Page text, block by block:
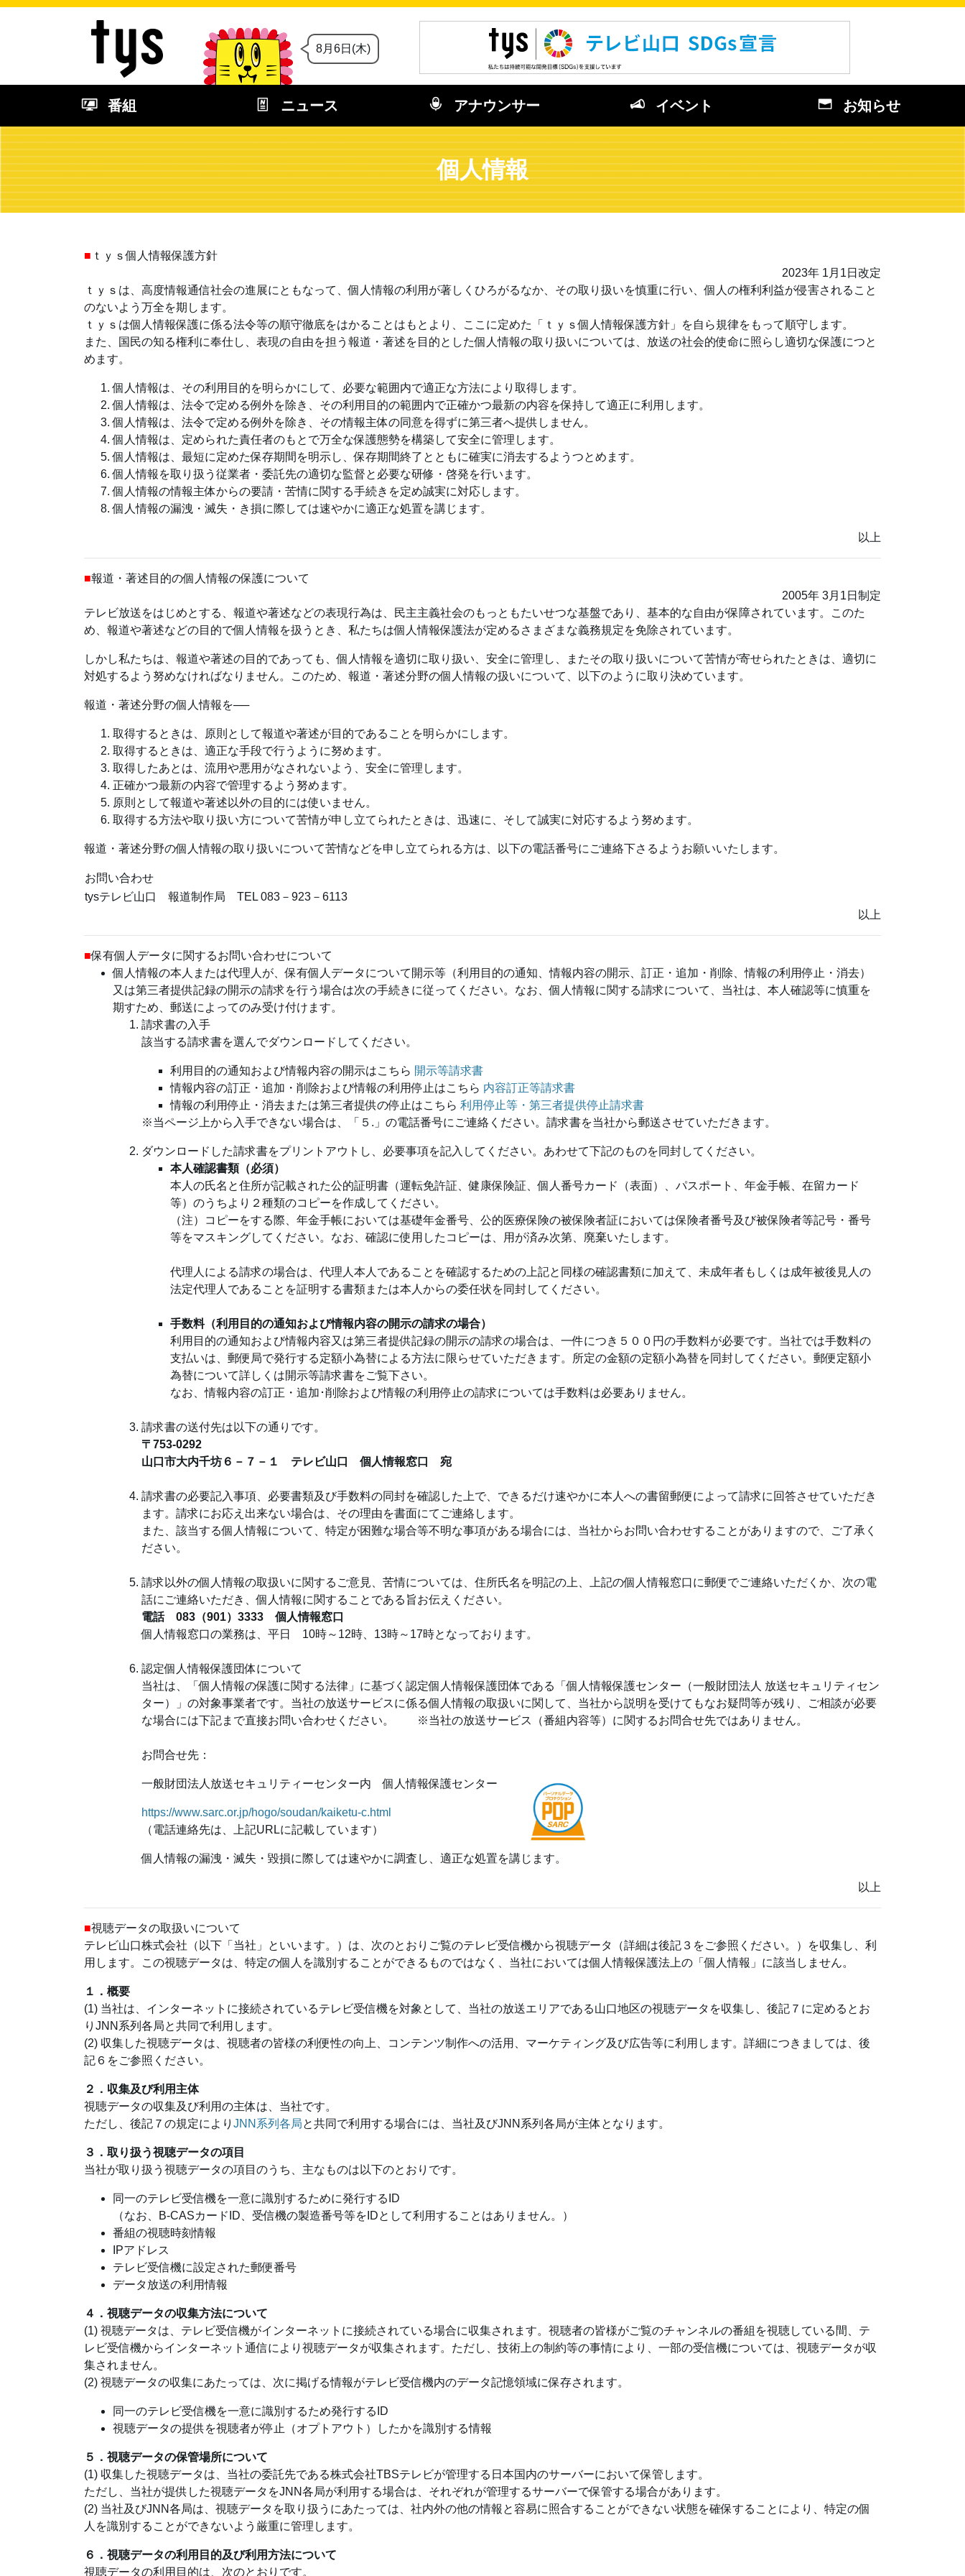
8月6日(木)
番組 ニュース アナウンサー イベント お知らせ
個人情報
■ ｔｙｓ個人情報保護方針
2023年 1月1日改定
ｔｙｓは、高度情報通信社会の進展にともなって、個人情報の利用が著しくひろがるなか、その取り扱いを慎重に行い、個人の権利利益が侵害されること
のないよう万全を期します。
ｔｙｓは個人情報保護に係る法令等の順守徹底をはかることはもとより、ここに定めた「ｔｙｓ個人情報保護方針」を自ら規律をもって順守します。
また、国民の知る権利に奉仕し、表現の自由を担う報道・著述を目的とした個人情報の取り扱いについては、放送の社会的使命に照らし適切な保護につと
めます。
個人情報は、その利用目的を明らかにして、必要な範囲内で適正な方法により取得します。
個人情報は、法令で定める例外を除き、その利用目的の範囲内で正確かつ最新の内容を保持して適正に利用します。
個人情報は、法令で定める例外を除き、その情報主体の同意を得ずに第三者へ提供しません。
個人情報は、定められた責任者のもとで万全な保護態勢を構築して安全に管理します。
個人情報は、最短に定めた保存期間を明示し、保存期間終了とともに確実に消去するようつとめます。
個人情報を取り扱う従業者・委託先の適切な監督と必要な研修・啓発を行います。
個人情報の情報主体からの要請・苦情に関する手続きを定め誠実に対応します。
個人情報の漏洩・滅失・き損に際しては速やかに適正な処置を講じます。
以上
■報道・著述目的の個人情報の保護について
2005年 3月1日制定
テレビ放送をはじめとする、報道や著述などの表現行為は、民主主義社会のもっともたいせつな基盤であり、基本的な自由が保障されています。このた
め、報道や著述などの目的で個人情報を扱うとき、私たちは個人情報保護法が定めるさまざまな義務規定を免除されています。
しかし私たちは、報道や著述の目的であっても、個人情報を適切に取り扱い、安全に管理し、またその取り扱いについて苦情が寄せられたときは、適切に
対処するよう努めなければなりません。このため、報道・著述分野の個人情報の扱いについて、以下のように取り決めています。
報道・著述分野の個人情報を──
取得するときは、原則として報道や著述が目的であることを明らかにします。
取得するときは、適正な手段で行うように努めます。
取得したあとは、流用や悪用がなされないよう、安全に管理します。
正確かつ最新の内容で管理するよう努めます。
原則として報道や著述以外の目的には使いません。
取得する方法や取り扱い方について苦情が申し立てられたときは、迅速に、そして誠実に対応するよう努めます。
報道・著述分野の個人情報の取り扱いについて苦情などを申し立てられる方は、以下の電話番号にご連絡下さるようお願いいたします。
お問い合わせ
tysテレビ山口 報道制作局 TEL 083－923－6113
以上
■保有個人データに関するお問い合わせについて
個人情報の本人または代理人が、保有個人データについて開示等（利用目的の通知、情報内容の開示、訂正・追加・削除、情報の利用停止・消去）
又は第三者提供記録の開示の請求を行う場合は次の手続きに従ってください。なお、個人情報に関する請求について、当社は、本人確認等に慎重を
期すため、郵送によってのみ受け付けます。
請求書の入手
該当する請求書を選んでダウンロードしてください。
利用目的の通知および情報内容の開示はこちら 開示等請求書
情報内容の訂正・追加・削除および情報の利用停止はこちら 内容訂正等請求書
情報の利用停止・消去または第三者提供の停止はこちら 利用停止等・第三者提供停止請求書
※当ページ上から入手できない場合は、「５.」の電話番号にご連絡ください。請求書を当社から郵送させていただきます。
ダウンロードした請求書をプリントアウトし、必要事項を記入してください。あわせて下記のものを同封してください。
本人確認書類（必須）
本人の氏名と住所が記載された公的証明書（運転免許証、健康保険証、個人番号カード（表面）、パスポート、年金手帳、在留カード
等）のうちより２種類のコピーを作成してください。
（注）コピーをする際、年金手帳においては基礎年金番号、公的医療保険の被保険者証においては保険者番号及び被保険者等記号・番号
等をマスキングしてください。なお、確認に使用したコピーは、用が済み次第、廃棄いたします。
代理人による請求の場合は、代理人本人であることを確認するための上記と同様の確認書類に加えて、未成年者もしくは成年被後見人の
法定代理人であることを証明する書類または本人からの委任状を同封してください。
手数料（利用目的の通知および情報内容の開示の請求の場合）
利用目的の通知および情報内容又は第三者提供記録の開示の請求の場合は、一件につき５００円の手数料が必要です。当社では手数料の
支払いは、郵便局で発行する定額小為替による方法に限らせていただきます。所定の金額の定額小為替を同封してください。郵便定額小
為替について詳しくは開示等請求書をご覧下さい。
なお、情報内容の訂正・追加･削除および情報の利用停止の請求については手数料は必要ありません。
請求書の送付先は以下の通りです。
〒753-0292
山口市大内千坊６－７－１ テレビ山口 個人情報窓口 宛
請求書の必要記入事項、必要書類及び手数料の同封を確認した上で、できるだけ速やかに本人への書留郵便によって請求に回答させていただき
ます。請求にお応え出来ない場合は、その理由を書面にてご連絡します。
また、該当する個人情報について、特定が困難な場合等不明な事項がある場合には、当社からお問い合わせすることがありますので、ご了承く
ださい。
請求以外の個人情報の取扱いに関するご意見、苦情については、住所氏名を明記の上、上記の個人情報窓口に郵便でご連絡いただくか、次の電
話にご連絡いただき、個人情報に関することである旨お伝えください。
電話 083（901）3333 個人情報窓口
個人情報窓口の業務は、平日 10時～12時、13時～17時となっております。
認定個人情報保護団体について
当社は、「個人情報の保護に関する法律」に基づく認定個人情報保護団体である「個人情報保護センター（一般財団法人 放送セキュリティセン
ター）」の対象事業者です。当社の放送サービスに係る個人情報の取扱いに関して、当社から説明を受けてもなお疑問等が残り、ご相談が必要
な場合には下記まで直接お問い合わせください。 ※当社の放送サービス（番組内容等）に関するお問合せ先ではありません。
お問合せ先：
一般財団法人放送セキュリティーセンター内 個人情報保護センター
https://www.sarc.or.jp/hogo/soudan/kaiketu-c.html
（電話連絡先は、上記URLに記載しています）
個人情報の漏洩・滅失・毀損に際しては速やかに調査し、適正な処置を講じます。
以上
■視聴データの取扱いについて
テレビ山口株式会社（以下「当社」といいます。）は、次のとおりご覧のテレビ受信機から視聴データ（詳細は後記３をご参照ください。）を収集し、利
用します。この視聴データは、特定の個人を識別することができるものではなく、当社においては個人情報保護法上の「個人情報」に該当しません。
１．概要
(1) 当社は、インターネットに接続されているテレビ受信機を対象として、当社の放送エリアである山口地区の視聴データを収集し、後記７に定めるとお
りJNN系列各局と共同で利用します。
(2) 収集した視聴データは、視聴者の皆様の利便性の向上、コンテンツ制作への活用、マーケティング及び広告等に利用します。詳細につきましては、後
記６をご参照ください。
２．収集及び利用主体
視聴データの収集及び利用の主体は、当社です。
ただし、後記７の規定により JNN系列各局と共同で利用する場合には、当社及びJNN系列各局が主体となります。
３．取り扱う視聴データの項目
当社が取り扱う視聴データの項目のうち、主なものは以下のとおりです。
同一のテレビ受信機を一意に識別するために発行するID
（なお、B-CASカードID、受信機の製造番号等をIDとして利用することはありません。）
番組の視聴時刻情報
IPアドレス
テレビ受信機に設定された郵便番号
データ放送の利用情報
４．視聴データの収集方法について
(1) 視聴データは、テレビ受信機がインターネットに接続されている場合に収集されます。視聴者の皆様がご覧のチャンネルの番組を視聴している間、テ
レビ受信機からインターネット通信により視聴データが収集されます。ただし、技術上の制約等の事情により、一部の受信機については、視聴データが収
集されません。
(2) 視聴データの収集にあたっては、次に掲げる情報がテレビ受信機内のデータ記憶領域に保存されます。
同一のテレビ受信機を一意に識別するため発行するID
視聴データの提供を視聴者が停止（オプトアウト）したかを識別する情報
５．視聴データの保管場所について
(1) 収集した視聴データは、当社の委託先である株式会社TBSテレビが管理する日本国内のサーバーにおいて保管します。
ただし、当社が提供した視聴データをJNN各局が利用する場合は、それぞれが管理するサーバーで保管する場合があります。
(2) 当社及びJNN各局は、視聴データを取り扱うにあたっては、社内外の他の情報と容易に照合することができない状態を確保することにより、特定の個
人を識別することができないよう厳重に管理します。
６．視聴データの利用目的及び利用方法について
視聴データの利用目的は、次のとおりです。